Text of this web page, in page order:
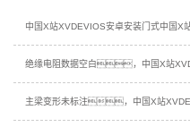
中国X站XVDEVIOS安卓安装门式中国
绝缘电阻数据空白，中国X站
主梁变形未标注，中国X站